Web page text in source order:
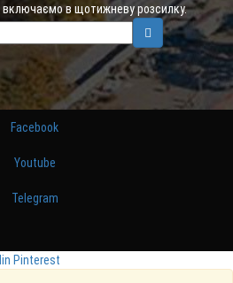
включаємо в щотижневу розсилку.
Facebook
Youtube
Telegram
Pinterest